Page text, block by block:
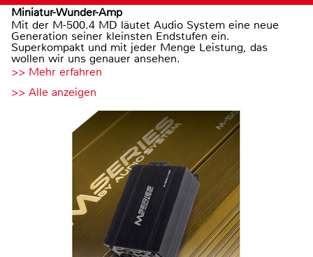
Miniatur-Wunder-Amp
Mit der M-500.4 MD läutet Audio System eine neue
Generation seiner kleinsten Endstufen ein.
Superkompakt und mit jeder Menge Leistung, das
wollen wir uns genauer ansehen.
>> Mehr erfahren
>> Alle anzeigen